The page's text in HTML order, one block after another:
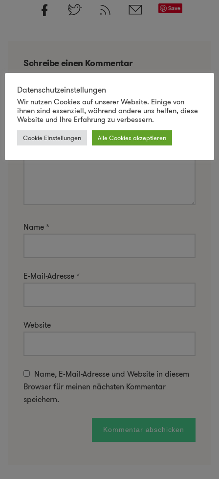
Save
Schreibe einen Kommentar
Erforderliche Felder sind mit
Kommentar*
Name *
E-Mail-Adresse *
Website
Name, E-Mail-Adresse und Website in diesem
Browser für meinen nächsten Kommentar
speichern.
Datenschutzeinstellungen
Wir nutzen Cookies auf unserer Website. Einige von
ihnen sind essenziell, während andere uns helfen, diese
Website und Ihre Erfahrung zu verbessern.
Cookie Einstellungen Alle Cookies akzeptieren